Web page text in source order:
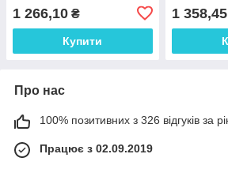
1 266,10 ₴
Купити
1 358,45
Про нас
100% позитивних з 326 відгуків за
Працює з 02.09.2019